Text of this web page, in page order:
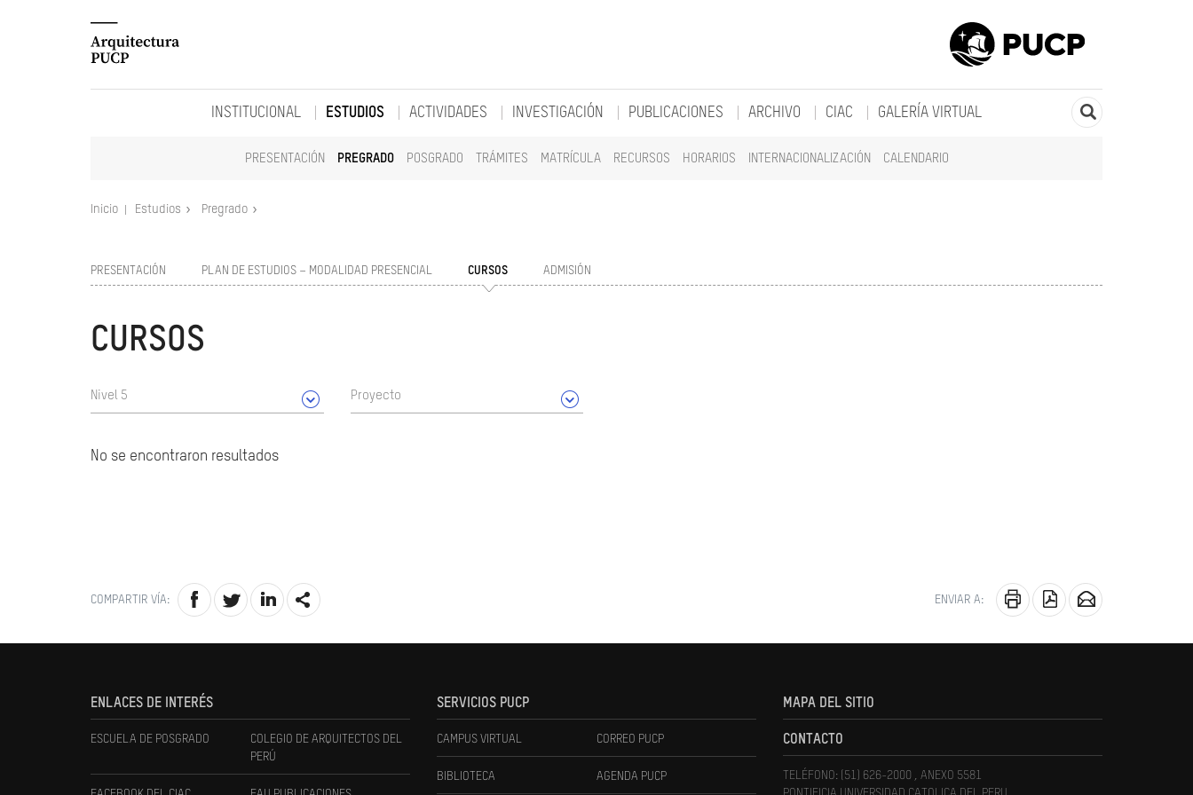
INSTITUCIONAL ESTUDIOS
PRESENTACIÓN PREGRADO POSGRADO TRÁMITES MATRÍCULA RECURSOS HORARIOS INTERNACIONALIZACIÓN CALENDARIO
ACTIVIDADES INVESTIGACIÓN PUBLICACIONES ARCHIVO CIAC GALERÍA VIRTUAL
Inicio Estudios Pregrado
PRESENTACIÓN PLAN DE ESTUDIOS – MODALIDAD PRESENCIAL CURSOS ADMISIÓN
CURSOS
Nivel 5 Proyecto
No se encontraron resultados
COMPARTIR VÍA: ENVIAR A:
ENLACES DE INTERÉS
ESCUELA DE POSGRADO
COLEGIO DE ARQUITECTOS DEL
PERÚ
SERVICIOS PUCP
CAMPUS VIRTUAL CORREO PUCP
BIBLIOTECA AGENDA PUCP
MAPA DEL SITIO
CONTACTO
TELÉFONO: (51) 626-2000 , ANEXO 5581